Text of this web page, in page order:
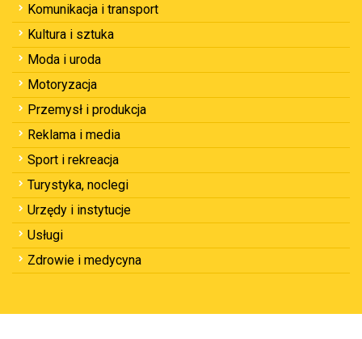
Komunikacja i transport
Kultura i sztuka
Moda i uroda
Motoryzacja
Przemysł i produkcja
Reklama i media
Sport i rekreacja
Turystyka, noclegi
Urzędy i instytucje
Usługi
Zdrowie i medycyna